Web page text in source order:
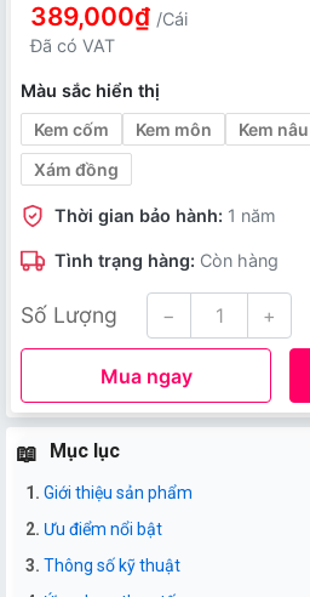
389,000₫ /Cái
Đã có VAT
Màu sắc hiển thị
Kem cốm
Kem môn Kem nâu
Xám đồng
Thời gian bảo hành: 1 năm
Tình trạng hàng: Còn hàng
Số Lượng − +
Mua ngay
Mục lục
Giới thiệu sản phẩm
Ưu điểm nổi bật
Thông số kỹ thuật